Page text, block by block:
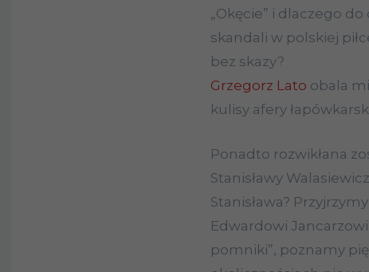
„Okęcie” i dlaczego
skandali w polskiej
bez skazy?
Grzegorz Lato obala
kulisy afery
Ponadto rozwikłana
Stanisławy
Stanisława?
Edwardowi
pomniki”, poznamy